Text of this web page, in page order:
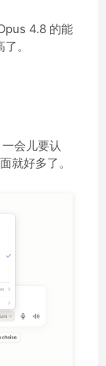
4.8 的能
。
会儿要认
就好多了。